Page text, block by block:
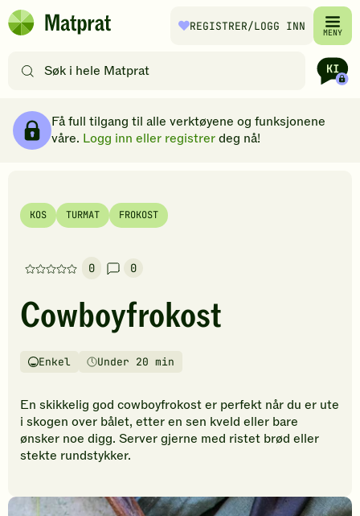
Hopp til hovedinnhold
Matprat
REGISTRER/LOGG INN MENY
etter
filtre
Få full tilgang til alle verktøyene og funksjonene
våre. Logg inn eller registrerdeg nå!
KOS TURMAT FROKOST
0
Denne
har
foreløpig
vurderinger.
den
første
til
å
oppskriften.
0
Cowboyfrokost
Vanskelighetsgrad
Enkel
TilberedningstidUnder 20 min
En skikkelig god cowboyfrokost er perfekt når du er ute
i skogen over bålet, etter en sen kveld eller bare
ønsker noe digg. Server gjerne med ristet brød eller
stekte rundstykker.